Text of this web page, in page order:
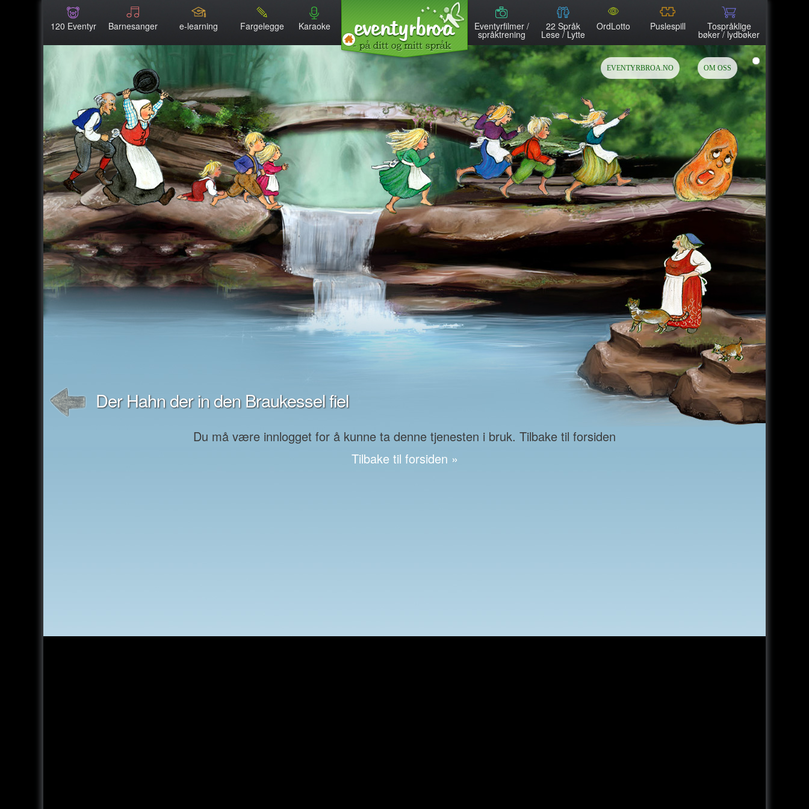
120 Eventyr Barnesanger e-learning Fargelegge Karaoke Eventyrfilmer /
språktrening
22 Språk
Lese / Lytte
OrdLotto Puslespill Tospråklige
bøker / lydbøker
OM OSS
EVENTYRBROA.NO
Der Hahn der in den Braukessel fiel
Du må være innlogget for å kunne ta denne tjenesten i bruk. Tilbake til forsiden
Tilbake til forsiden »